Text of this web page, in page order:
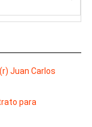
Juan Carlos
para